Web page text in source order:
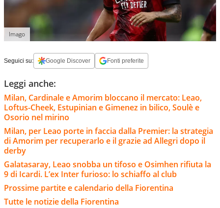
Imago
Seguici su: Google Discover Fonti preferite
Leggi anche:
Milan, Cardinale e Amorim bloccano il mercato: Leao,
Loftus-Cheek, Estupinian e Gimenez in bilico, Soulè e
Osorio nel mirino
Milan, per Leao porte in faccia dalla Premier: la strategia
di Amorim per recuperarlo e il grazie ad Allegri dopo il
derby
Galatasaray, Leao snobba un tifoso e Osimhen rifiuta la
9 di Icardi. L’ex Inter furioso: lo schiaffo al club
Prossime partite e calendario della Fiorentina
Tutte le notizie della Fiorentina